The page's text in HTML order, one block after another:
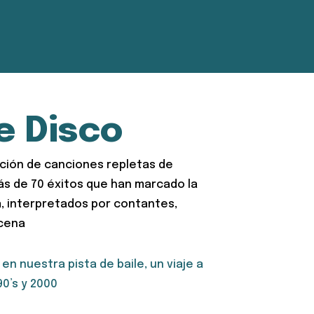
Disco
de canciones repletas de
de 70 éxitos que han marcado la
interpretados por contantes,
nuestra pista de baile, un viaje a
y 2000